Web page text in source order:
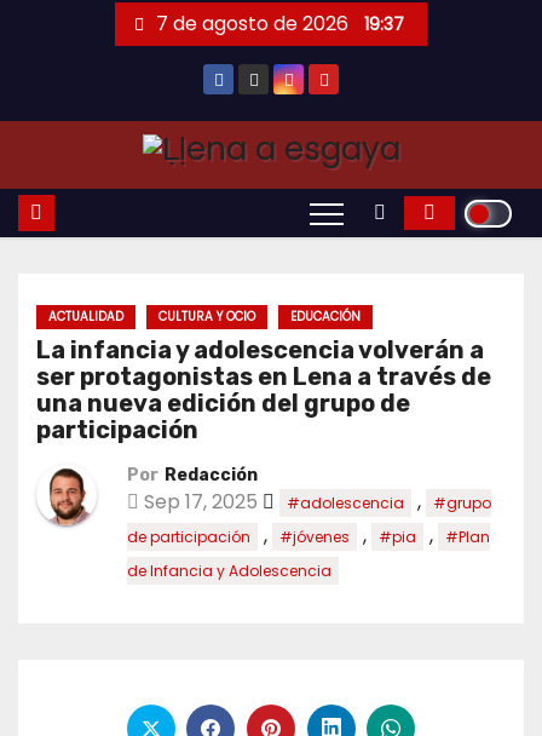
7 de agosto de 2026 19:37
ACTUALIDAD CULTURA Y OCIO EDUCACIÓN
La infancia y adolescencia volverán a
ser protagonistas en Lena a través de
una nueva edición del grupo de
participación
Por Redacción
Sep 17, 2025 #adolescencia ,
#grupo
de participación
, #jóvenes , #pia ,
#Plan
de Infancia y Adolescencia